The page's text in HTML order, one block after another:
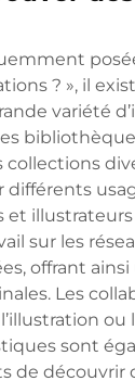
? », il
variété
différents
et
sur les
offrant
Les
ou
sont
de découvrir